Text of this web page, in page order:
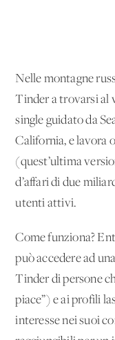
Nelle montagne
Tinder a trovarsi al
single guidato da
California, e lavora
(quest’ultima
d’affari di due
utenti attivi.
Come funziona?
può accedere ad
Tinder di persone
piace”) e ai profili
interesse nei suoi